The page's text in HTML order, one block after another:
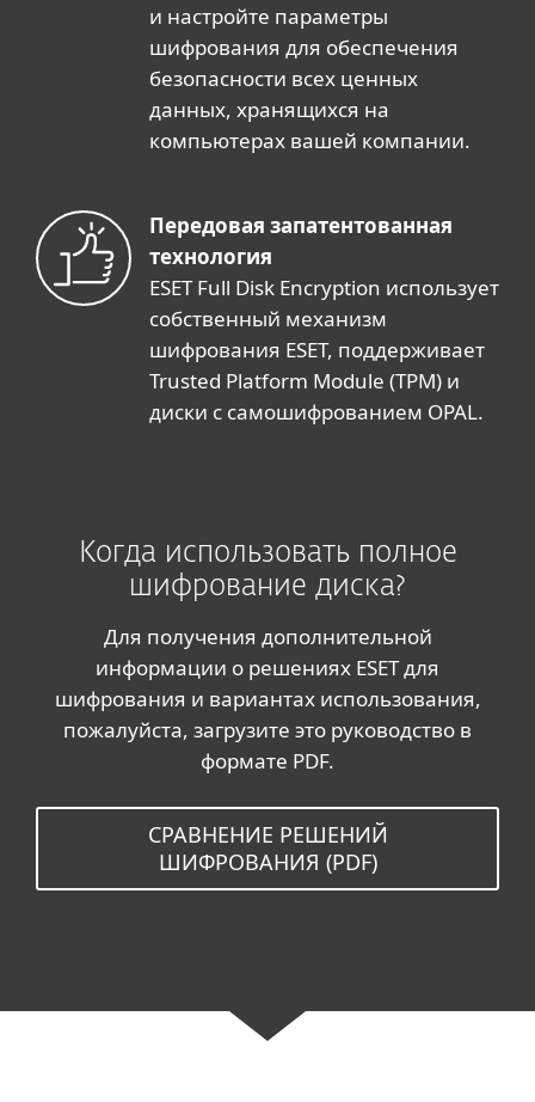
и настройте параметры
шифрования для обеспечения
безопасности всех ценных
данных, хранящихся на
компьютерах вашей компании.
Передовая запатентованная
технология
ESET Full Disk Encryption использует
собственный механизм
шифрования ESET, поддерживает
Trusted Platform Module (TPM) и
диски с самошифрованием OPAL.
Когда использовать полное
шифрование диска?
Для получения дополнительной
информации о решениях ESET для
шифрования и вариантах использования,
пожалуйста, загрузите это руководство в
формате PDF.
СРАВНЕНИЕ РЕШЕНИЙ
ШИФРОВАНИЯ (PDF)